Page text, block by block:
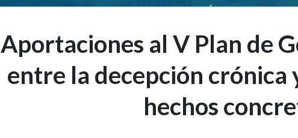
Aportaciones al V Plan de
entre la decepción crónica
hechos